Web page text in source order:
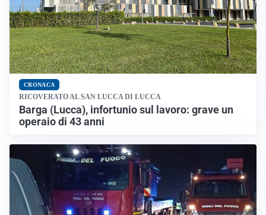
CRONACA
RICOVERATO AL SAN LUCCA DI LUCCA
Barga (Lucca), infortunio sul lavoro: grave un
operaio di 43 anni